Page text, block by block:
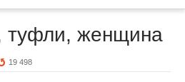
туфли, женщина
19 498